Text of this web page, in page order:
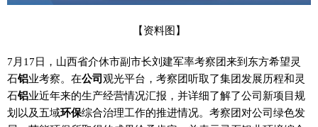
【资料图】
7月17日，山西省介休市副市长刘建军率考察团来到东方希望灵
石铝业考察。在公司观光平台，考察团听取了集团发展历程和灵
石铝业近年来的生产经营情况汇报，并详细了解了公司新项目规
划以及五域环保综合治理工作的推进情况。考察团对公司绿色发